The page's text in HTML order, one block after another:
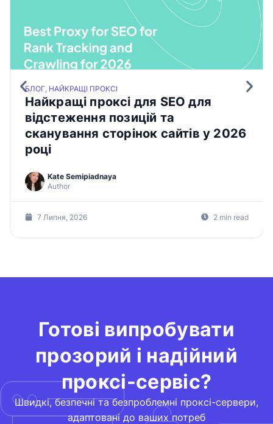
БЛОГ, НАЙКРАЩІ ПРОКСІ
Найкращі проксі для SEO для
відстеження позицій та
сканування сторінок сайтів у 2026
році
Author
Kate Semipiadnaya
7 Липня, 2026 2 min read
Готові випробувати
прозорий і надійний
проксі-сервіс?
Швидкі, безпечні та безпроблемні проксі-сервери,
адаптовані до ваших потреб